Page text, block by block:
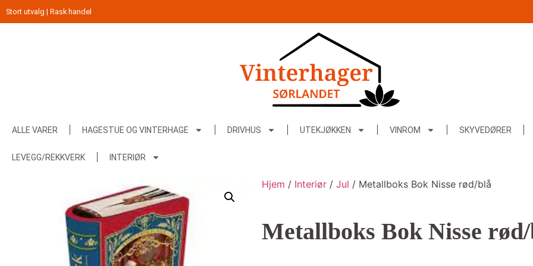
Stort utvalg | Rask handel
ALLE VARER HAGESTUE OG VINTERHAGE DRIVHUS UTEKJØKKEN VINROM SKYVEDØRER
LEVEGG/REKKVERK INTERIØR
Hjem / Interiør /Jul / Metallboks Bok Nisse rød/blå
Metallboks Bok Nisse